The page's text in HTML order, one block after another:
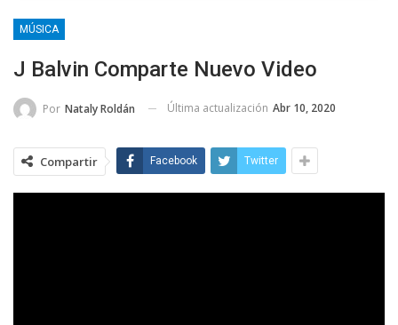
MÚSICA
J Balvin Comparte Nuevo Video
Por Nataly Roldán Última actualización Abr 10, 2020
Compartir Facebook Twitter